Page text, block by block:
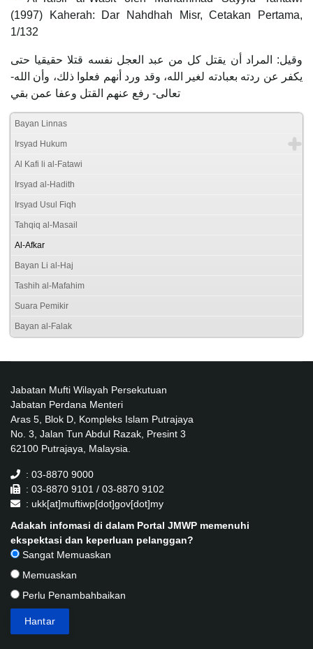
(1997) Kaherah: Dar Nahdhah Misr, Cetakan Pertama,
1/132
وقيل: المراد أن يقتل كل من عبد العجل نفسه قتلا حقيقيا حتى
يكفر عن ردته بعبادته لغير الله، وقد ورد أنهم فعلوا ذلك، وأن الله-
تعالى- رفع عنهم القتل وعفا عمن بقي
Bayan Linnas
Irsyad Hukum
Al Kafi li al-Fatawi
Irsyad al-Hadith
Irsyad Usul Fiqh
Tahqiq al-Masail
Al-Afkar
Bayan Li al-Haj
Tashih al-Mafahim
Suara Pemikir
Bayan al-Falak
Jabatan Mufti Wilayah Persekutuan
Jabatan Perdana Menteri
Aras 5, Blok D, Kompleks Islam Putrajaya
No. 3, Jalan Tun Abdul Razak, Presint 3
62100 Putrajaya, Malaysia.
: 03-8870 9000
: 03-8870 9101 / 03-8870 9102
: ukk[at]muftiwp[dot]gov[dot]my
Adakah infomasi di dalam Portal JMWP memenuhi
ekspektasi dan keperluan pelanggan?
Sangat Memuaskan
Memuaskan
Perlu Penambahbaikan